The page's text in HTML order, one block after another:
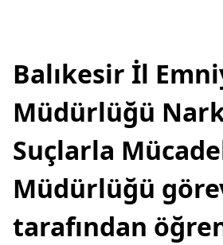
Balıkesir İl
Müdürlüğü
Suçlarla
Müdürlüğü
tarafından